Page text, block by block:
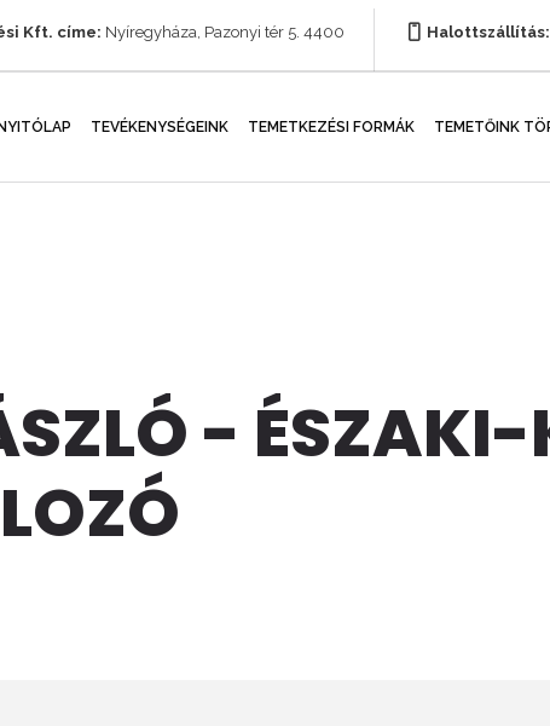
Kft. címe: Nyíregyháza, Pazonyi tér 5. 4400 Halottszállítás:
NYITÓLAP TEVÉKENYSÉGEINK TEMETKEZÉSI FORMÁK TEMETŐINK
-